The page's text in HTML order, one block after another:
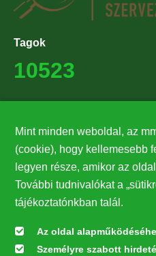
Tagok
10523
27224
Hírlevél feliratkozás
Értesüljön elsőként legfrissebb
Feliratkozás
Mint minden weboldal, az
(cookie), hogy kellemesebb
legyen része, amikor az
További tudnivalókat a
tájékoztatónkban talál.
Az oldal
Személyre szabott